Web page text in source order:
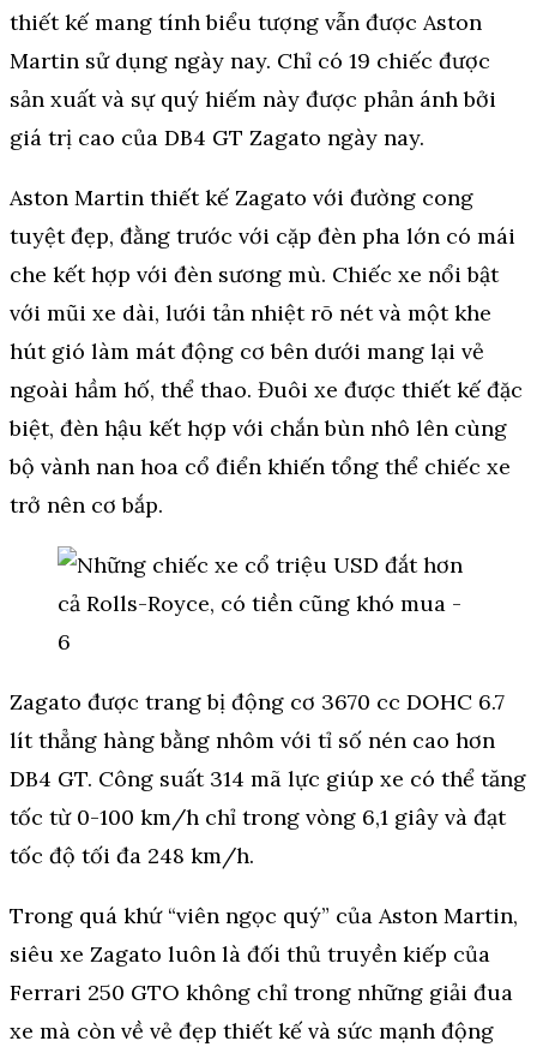
thiết kế mang tính biểu tượng vẫn được Aston
Martin sử dụng ngày nay. Chỉ có 19 chiếc được
sản xuất và sự quý hiếm này được phản ánh bởi
giá trị cao của DB4 GT Zagato ngày nay.
Aston Martin thiết kế Zagato với đường cong
tuyệt đẹp, đằng trước với cặp đèn pha lớn có mái
che kết hợp với đèn sương mù. Chiếc xe nổi bật
với mũi xe dài, lưới tản nhiệt rõ nét và một khe
hút gió làm mát động cơ bên dưới mang lại vẻ
ngoài hầm hố, thể thao. Đuôi xe được thiết kế đặc
biệt, đèn hậu kết hợp với chắn bùn nhô lên cùng
bộ vành nan hoa cổ điển khiến tổng thể chiếc xe
trở nên cơ bắp.
Zagato được trang bị động cơ 3670 cc DOHC 6.7
lít thẳng hàng bằng nhôm với tỉ số nén cao hơn
DB4 GT. Công suất 314 mã lực giúp xe có thể tăng
tốc từ 0-100 km/h chỉ trong vòng 6,1 giây và đạt
tốc độ tối đa 248 km/h.
Trong quá khứ “viên ngọc quý” của Aston Martin,
siêu xe Zagato luôn là đối thủ truyền kiếp của
Ferrari 250 GTO không chỉ trong những giải đua
xe mà còn về vẻ đẹp thiết kế và sức mạnh động